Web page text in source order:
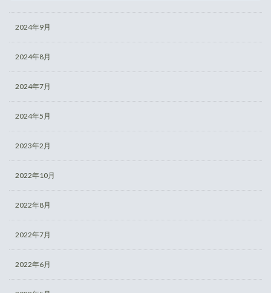
2024年9月
2024年8月
2024年7月
2024年5月
2023年2月
2022年10月
2022年8月
2022年7月
2022年6月